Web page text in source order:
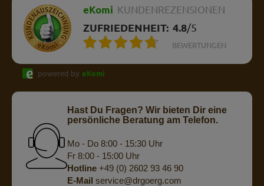
eKomi KUNDENREZENSIONEN
ZUFRIEDENHEIT: 4.8/5
BEWERTUNGEN
powered by eKomi
Hast Du Fragen? Wir bieten Dir eine
persönliche Beratung am Telefon.
Mo - Do 8:00 - 15:30 Uhr
Fr 8:00 - 15:00 Uhr
Hotline+49 (0) 2602 93 46 90
E-Mail service@drgoerg.com